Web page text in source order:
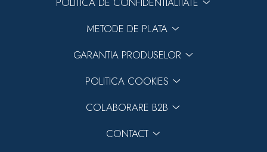
METODE DE PLATA
GARANTIA PRODUSELOR
POLITICA COOKIES
COLABORARE B2B
CONTACT